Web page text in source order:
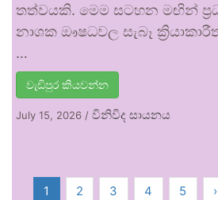
තත්වයකි. මෙම සටහන මඟින්
නාශක ඖෂධවල සැබෑ
…
වැඩිපුර කියවන්න
July 15, 2026 / විනිවිද සායනය
1 2 3 4 5 ›